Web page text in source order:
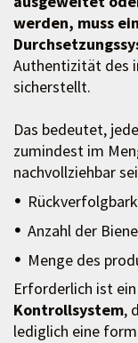
werden, muss
Authentizität des
sicherstellt.
Das bedeutet,
zumindest im
nachvollziehbar
Anzahl der
Menge des
Erforderlich ist ein
Kontrollsystem,
lediglich eine